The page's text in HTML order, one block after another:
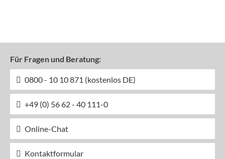
Für Fragen und Beratung:
0800 - 10 10 871 (kostenlos DE)
+49 (0) 56 62 - 40 111-0
Online-Chat
Kontaktformular